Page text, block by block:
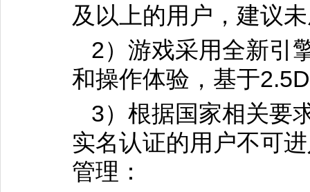
及以上的用户，建议
2）游戏采用全新引
和操作体验，基于
3）根据国家相关要
实名认证的用户不可
管理：